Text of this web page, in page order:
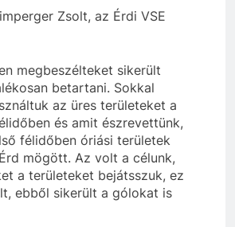
Zsolt, az Érdi VSE
megbeszélteket sikerült
betartani. Sokkal
az üres területeket a
és amit észrevettünk,
félidőben óriási területek
mögött. Az volt a célunk,
a területeket bejátsszuk, ez
ebből sikerült a gólokat is